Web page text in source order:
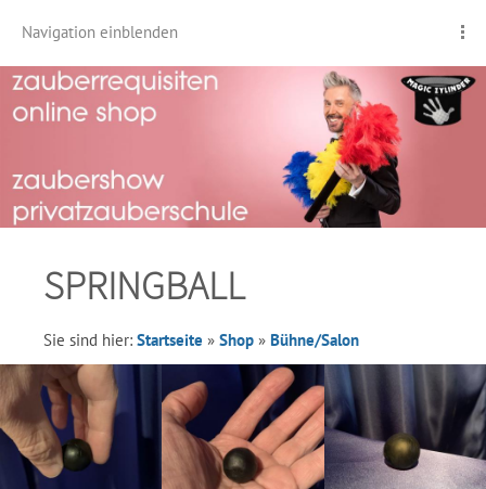
Navigation einblenden
SPRINGBALL
Sie sind hier: Startseite » Shop » Bühne/Salon